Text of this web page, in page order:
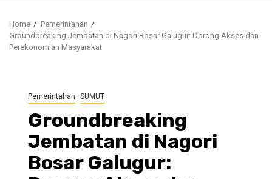
Home
Pemerintahan
Groundbreaking Jembatan di Nagori Bosar Galugur: Dorong Akses dan
Perekonomian Masyarakat
Pemerintahan SUMUT
Groundbreaking
Jembatan di Nagori
Bosar Galugur: